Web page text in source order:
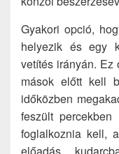
Gyakori opció,
helyezik és egy
vetítés irányán. Ez
mások előtt kell
időközben
feszült
foglalkoznia kell,